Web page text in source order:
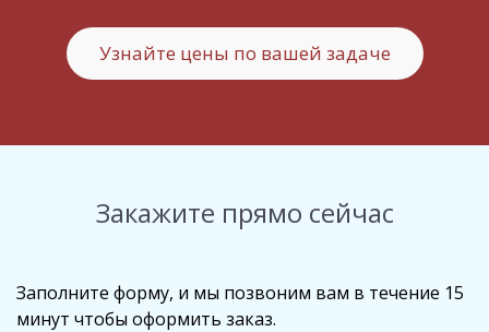
Узнайте цены по вашей задаче
Закажите прямо сейчас
Заполните форму, и мы позвоним вам в течение 15
минут чтобы оформить заказ.